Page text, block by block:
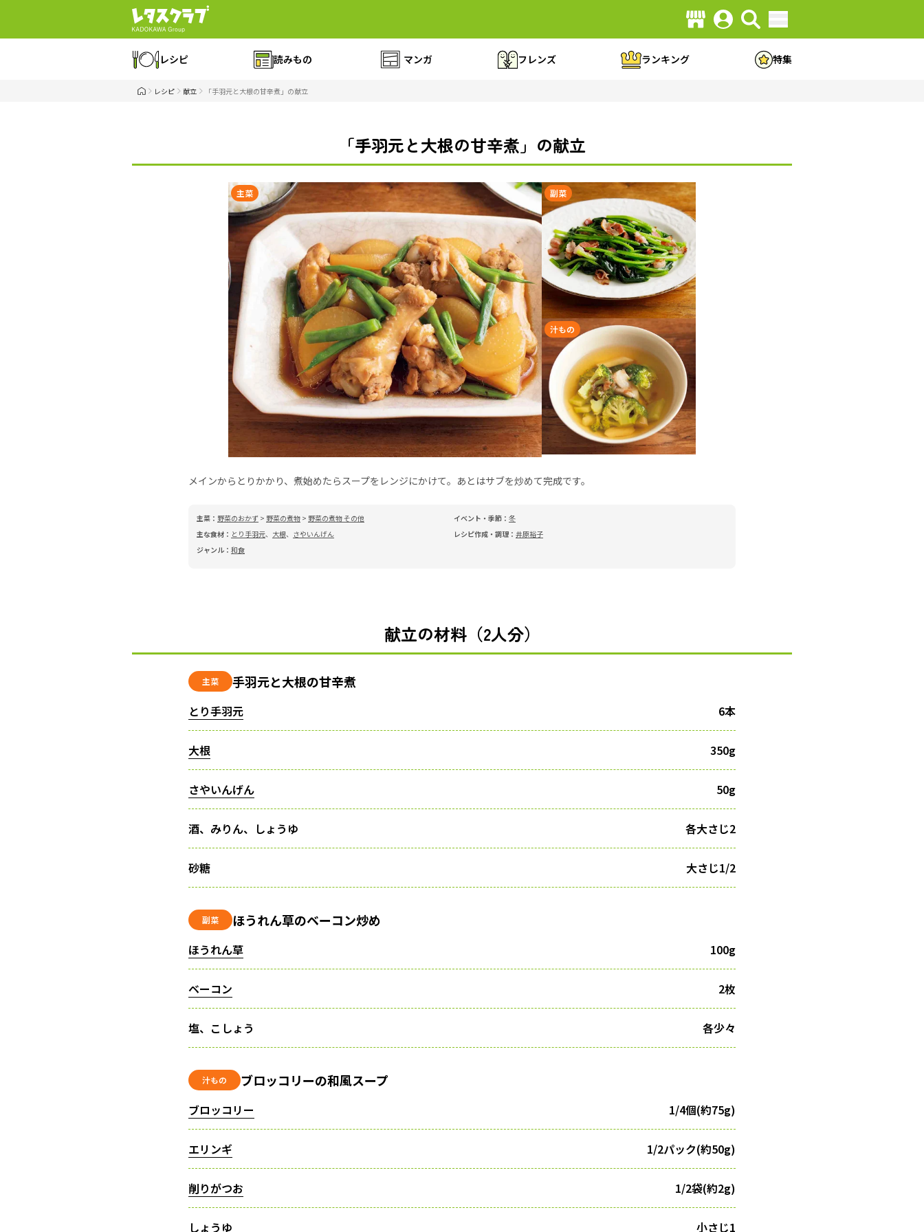
レシピ 読みもの マンガ フレンズ ランキング 特集
レシピ 献立 「手羽元と大根の甘辛煮」の献立
「手羽元と大根の甘辛煮」の献立
主菜 副菜
汁もの
メインからとりかかり、煮始めたらスープをレンジにかけて。あとはサブを炒めて完成です。
主菜： 野菜のおかず > 野菜の煮物 > 野菜の煮物 その他
主な食材： とり手羽元、 大根、 さやいんげん
ジャンル： 和食
イベント・季節： 冬
レシピ作成・調理： 井原裕子
献立の材料（2人分）
主菜 手羽元と大根の甘辛煮
とり手羽元 6本
大根 350g
さやいんげん 50g
酒、みりん、しょうゆ 各大さじ2
砂糖 大さじ1/2
副菜 ほうれん草のベーコン炒め
ほうれん草 100g
ベーコン 2枚
塩、こしょう 各少々
汁もの ブロッコリーの和風スープ
ブロッコリー 1/4個(約75g)
エリンギ 1/2パック(約50g)
削りがつお 1/2袋(約2g)
しょうゆ 小さじ1